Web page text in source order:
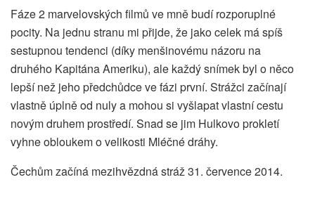
Fáze 2 marvelovských filmů ve mně budí rozporuplné
pocity. Na jednu stranu mi přijde, že jako celek má spíš
sestupnou tendenci (díky menšinovému názoru na
druhého Kapitána Ameriku), ale každý snímek byl o něco
lepší než jeho předchůdce ve fázi první. Strážci začínají
vlastně úplně od nuly a mohou si vyšlapat vlastní cestu
novým druhem prostředí. Snad se jim Hulkovo prokletí
vyhne obloukem o velikosti Mléčné dráhy.
Čechům začíná mezihvězdná stráž 31. července 2014.